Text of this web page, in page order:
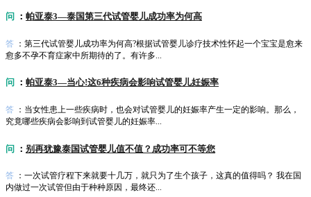
问 ： 帕亚泰3—泰国第三代试管婴儿成功率为何高
答
：第三代试管婴儿成功率为何高?根据试管婴儿诊疗技术性怀起一个宝宝是愈来
愈多不孕不育症家中所期待的了。有许多...
问 ： 帕亚泰3—当心!这6种疾病会影响试管婴儿妊娠率
答
：当女性患上一些疾病时，也会对试管婴儿的妊娠率产生一定的影响。那么，
究竟哪些疾病会影响到试管婴儿的妊娠率...
问 ： 别再犹豫泰国试管婴儿值不值？成功率可不等您
答
：一次试管疗程下来就要十几万，就只为了生个孩子，这真的值得吗？ 我在国
内做过一次试管但由于种种原因，最终还...